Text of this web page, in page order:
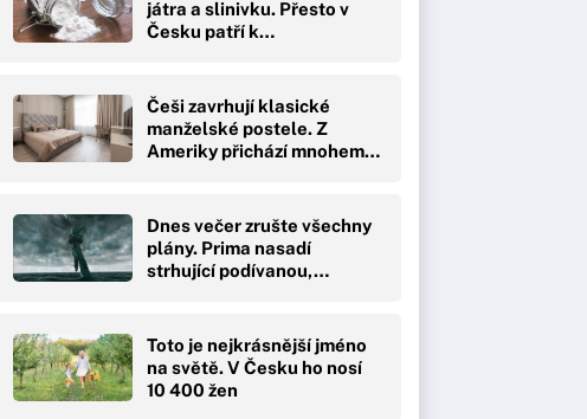
játra a slinivku. Přesto v
Česku patří k…
Češi zavrhují klasické
manželské postele. Z
Ameriky přichází mnohem…
Dnes večer zrušte všechny
plány. Prima nasadí
strhující podívanou,…
Toto je nejkrásnější jméno
na světě. V Česku ho nosí
10 400 žen